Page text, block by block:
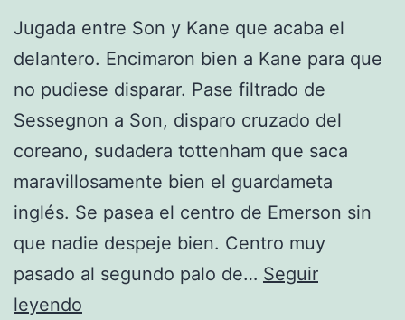
Jugada entre Son y Kane que acaba el
delantero. Encimaron bien a Kane para que
no pudiese disparar. Pase filtrado de
Sessegnon a Son, disparo cruzado del
coreano, sudadera tottenham que saca
maravillosamente bien el guardameta
inglés. Se pasea el centro de Emerson sin
que nadie despeje bien. Centro muy
pasado al segundo palo de… Seguir
leyendo